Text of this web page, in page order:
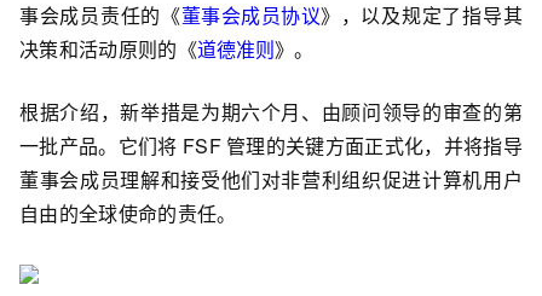
事会成员责任的《董事会成员协议》，以及规定了指导其
决策和活动原则的《道德准则》。
根据介绍，新举措是为期六个月、由顾问领导的审查的第
一批产品。它们将 FSF 管理的关键方面正式化，并将指导
董事会成员理解和接受他们对非营利组织促进计算机用户
自由的全球使命的责任。